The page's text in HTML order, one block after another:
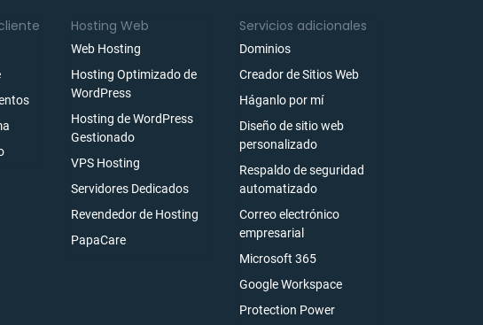
Hosting Web
Web Hosting
Hosting Optimizado de
WordPress
Hosting de WordPress
Gestionado
VPS Hosting
Servidores Dedicados
Revendedor de Hosting
PapaCare
Servicios adicionales
Dominios
Creador de Sitios Web
Háganlo por mí
Diseño de sitio web
personalizado
Respaldo de seguridad
automatizado
Correo electrónico
empresarial
Microsoft 365
Google Workspace
Protection Power